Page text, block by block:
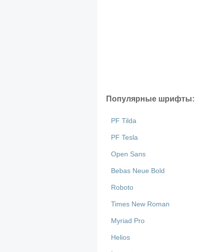
Популярные шрифты:
PF Tilda
PF Tesla
Open Sans
Bebas Neue Bold
Roboto
Times New Roman
Myriad Pro
Helios